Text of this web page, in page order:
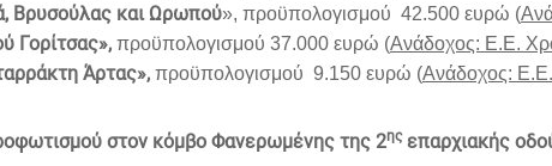
Βρυσούλας και Ωρωπού», προϋπολογισμού 42.500 ευρώ (
Γορίτσας», προϋπολογισμού 37.000 ευρώ (Ανάδοχος: Ε.Ε.
Άρτας», προϋπολογισμού 9.150 ευρώ (Ανάδοχος:
στον κόμβο Φανερωμένης της 2ηςεπαρχιακής